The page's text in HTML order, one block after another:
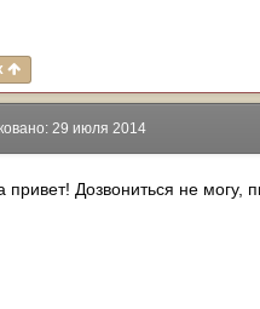
29 июля 2014
привет! Дозвониться не могу,